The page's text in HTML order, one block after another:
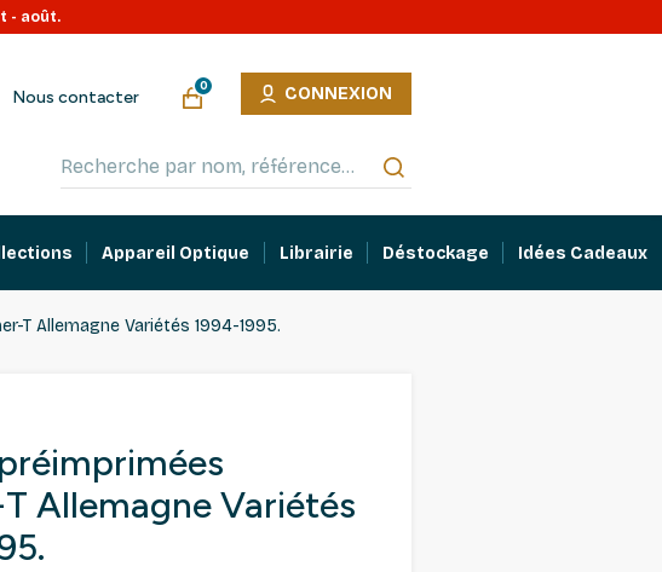
- août.
Nous contacter
0 CONNEXION
Appareil Optique Librairie Déstockage Idées Cadeaux
T Allemagne Variétés 1994-1995.
Allemagne Variétés